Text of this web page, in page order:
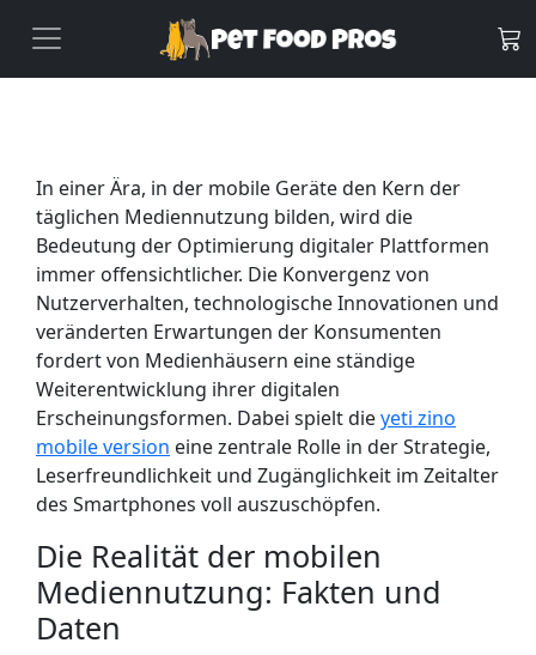
In einer Ära, in der mobile Geräte den Kern der
täglichen Mediennutzung bilden, wird die
Bedeutung der Optimierung digitaler Plattformen
immer offensichtlicher. Die Konvergenz von
Nutzerverhalten, technologische Innovationen und
veränderten Erwartungen der Konsumenten
fordert von Medienhäusern eine ständige
Weiterentwicklung ihrer digitalen
Erscheinungsformen. Dabei spielt dieyeti zino
mobile version eine zentrale Rolle in der Strategie,
Leserfreundlichkeit und Zugänglichkeit im Zeitalter
des Smartphones voll auszuschöpfen.
Die Realität der mobilen
Mediennutzung: Fakten und
Daten